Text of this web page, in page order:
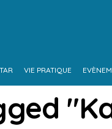
VIE PRATIQUE